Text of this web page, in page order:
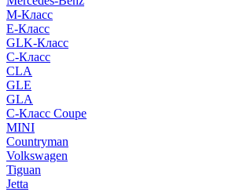
M-Класс
E-Класс
GLK-Класс
C-Класс
CLA
GLE
GLA
C-Класс Coupe
MINI
Countryman
Volkswagen
Tiguan
Jetta